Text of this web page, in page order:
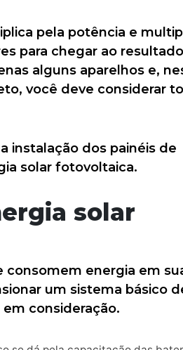
pela potência e
para chegar ao
alguns aparelhos e,
você deve considerar
instalação dos painéis de
solar fotovoltaica.
solar
energia em
um sistema básico
consideração.